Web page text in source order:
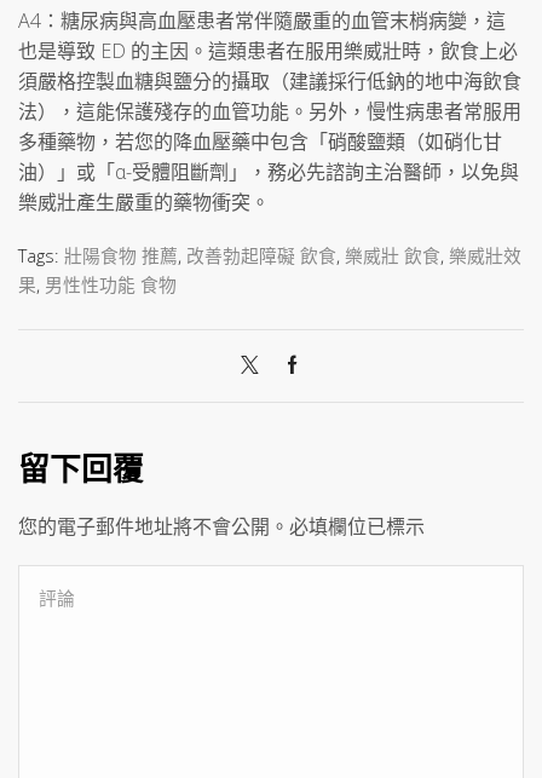
A4：糖尿病與高血壓患者常伴隨嚴重的血管末梢病變，這
也是導致 ED 的主因。這類患者在服用樂威壯時，飲食上必
須嚴格控製血糖與鹽分的攝取（建議採行低鈉的地中海飲食
法），這能保護殘存的血管功能。另外，慢性病患者常服用
多種藥物，若您的降血壓藥中包含「硝酸鹽類（如硝化甘
油）」或「α-受體阻斷劑」，務必先諮詢主治醫師，以免與
樂威壯產生嚴重的藥物衝突。
Tags: 壯陽食物 推薦, 改善勃起障礙 飲食, 樂威壯 飲食, 樂威壯效
果, 男性性功能 食物
留下回覆
您的電子郵件地址將不會公開。必填欄位已標示